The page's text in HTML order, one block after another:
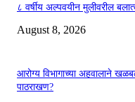
८ वर्षीय अल्पवयीन मुलीवरील
August 8, 2026
आरोग्य विभागाच्या अहवालाने
पाठराखण?